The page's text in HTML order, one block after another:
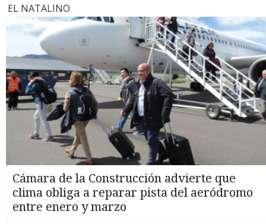
EL NATALINO
Cámara de la Construcción advierte que
clima obliga a reparar pista del aeródromo
entre enero y marzo